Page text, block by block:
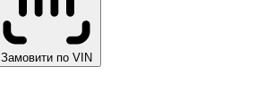
Замовити по VIN